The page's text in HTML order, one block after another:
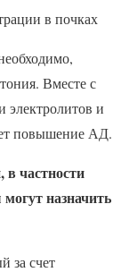
в почках
Вместе с
и
повышение АД.
в частности
назначить
за счет